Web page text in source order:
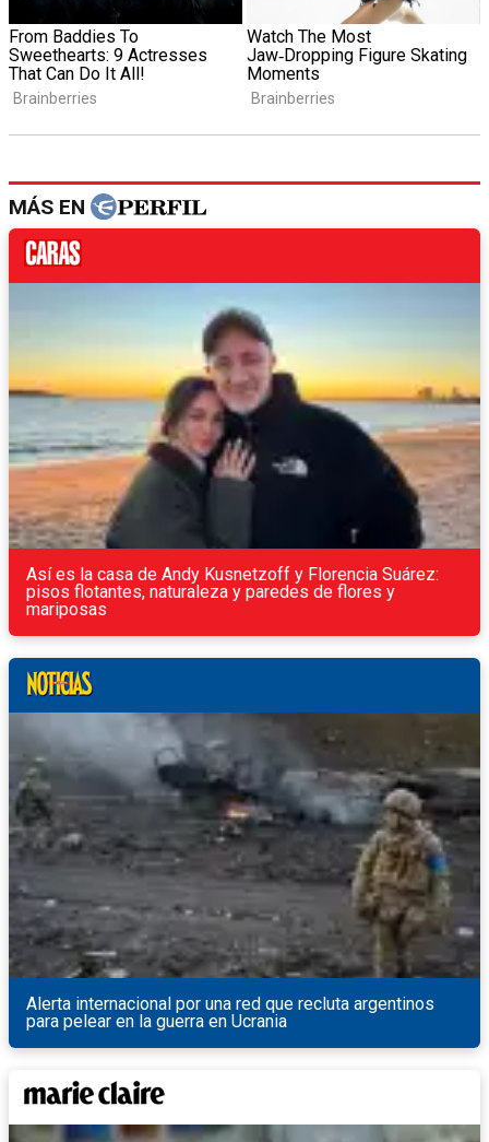
MÁS EN
Así es la casa de Andy Kusnetzoff y Florencia Suárez:
pisos flotantes, naturaleza y paredes de flores y
mariposas
Alerta internacional por una red que recluta argentinos
para pelear en la guerra en Ucrania